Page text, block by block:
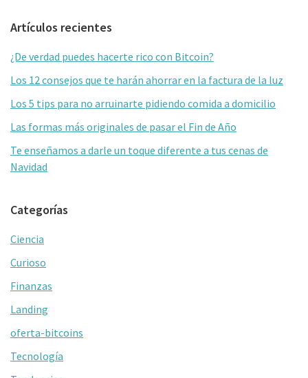
Barra
lateral
primaria
Artículos recientes
¿De verdad puedes hacerte rico con Bitcoin?
Los 12 consejos que te harán ahorrar en la factura de la luz
Los 5 tips para no arruinarte pidiendo comida a domicilio
Las formas más originales de pasar el Fin de Año
Te enseñamos a darle un toque diferente a tus cenas de
Navidad
Categorías
Ciencia
Curioso
Finanzas
Landing
oferta-bitcoins
Tecnología